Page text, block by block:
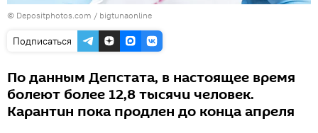
© Depositphotos.com / bigtunaonline
Подписаться
По данным Депстата, в настоящее время
болеют более 12,8 тысячи человек.
Карантин пока продлен до конца апреля